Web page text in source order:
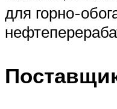
для горно-